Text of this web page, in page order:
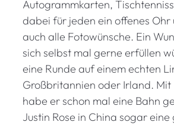
Autogrammkarten,
dabei für jeden ein offenes Ohr
auch alle Fotowünsche. Ein
sich selbst mal gerne erfüllen
eine Runde auf einem echten
Großbritannien oder Irland. Mit
habe er schon mal eine Bahn
Justin Rose in China sogar eine